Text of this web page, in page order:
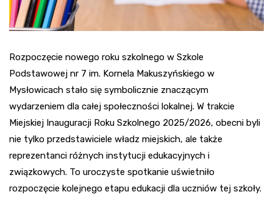
Rozpoczęcie nowego roku szkolnego w Szkole
Podstawowej nr 7 im. Kornela Makuszyńskiego w
Mysłowicach stało się symbolicznie znaczącym
wydarzeniem dla całej społeczności lokalnej. W trakcie
Miejskiej Inauguracji Roku Szkolnego 2025/2026, obecni byli
nie tylko przedstawiciele władz miejskich, ale także
reprezentanci różnych instytucji edukacyjnych i
związkowych. To uroczyste spotkanie uświetniło
rozpoczęcie kolejnego etapu edukacji dla uczniów tej szkoły.